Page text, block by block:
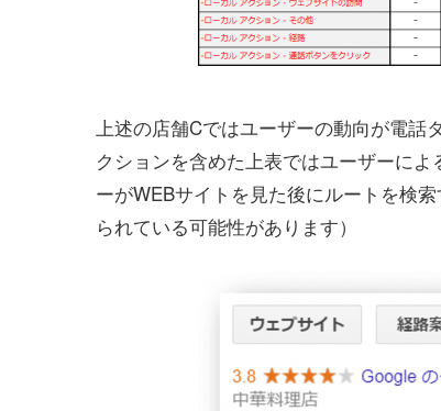
上述の店舗Cではユーザーの動向が電話
クションを含めた上表ではユーザーに
ーがWEBサイトを見た後にルートを検
られている可能性があります）